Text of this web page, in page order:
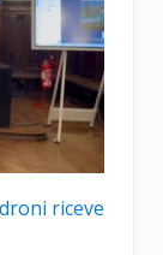
riceve